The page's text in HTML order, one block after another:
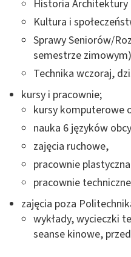
Historia Architektury
Kultura i
Sprawy Seniorów/
semestrze
Technika wczoraj,
kursy i pracownie;
kursy komputerowe
nauka 6 języków
zajęcia ruchowe,
pracownie
pracownie
zajęcia poza
wykłady, wycieczki
seanse kinowe,